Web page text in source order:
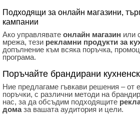
Подходящи за онлайн магазини,
кампании
Ако управлявате онлайн магазин или
мрежа, тези рекламни продукти за
допълнение към всяка поръчка,
програма.
Поръчайте брандирани
Ние предлагаме гъвкави решения – от
поръчки, с различни методи на
нас, за да обсъдим подходящите
домаза вашата аудитория и цели.